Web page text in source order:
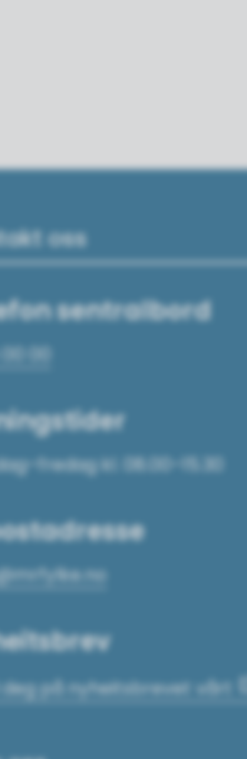
oss
sentralbord
00 00
kl. 08.00–15.30
på nyheitsbrevet vårt